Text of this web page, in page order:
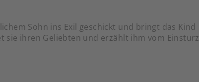
Sohn ins Exil geschickt und bringt das Kind
sie ihren Geliebten und erzählt ihm vom Einsturz